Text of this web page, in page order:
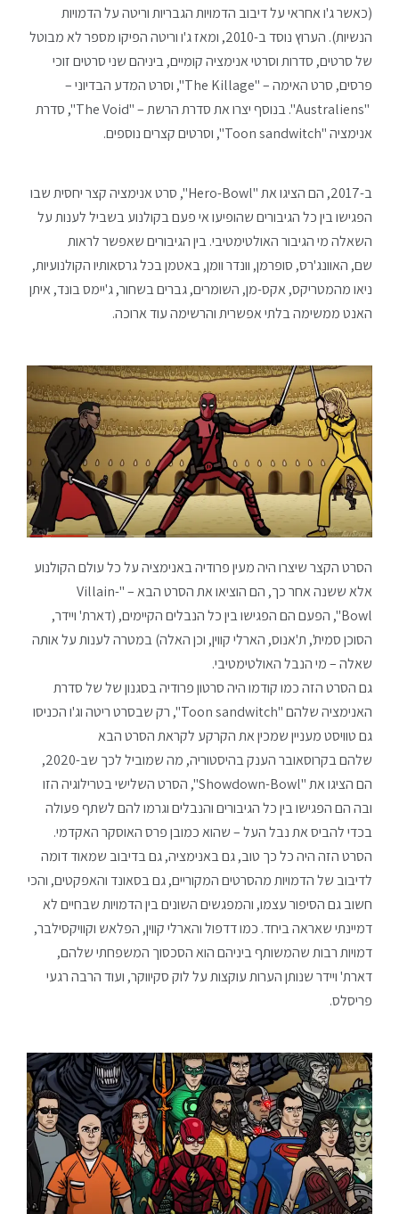
(כאשר ג'ו אחראי על דיבוב הדמויות הגבריות וריטה על הדמויות
הנשיות). הערוץ נוסד ב-2010, ומאז ג'ו וריטה הפיקו מספר לא מבוטל
של סרטים, סדרות וסרטי אנימציה קומיים, ביניהם שני סרטים זוכי
פרסים, סרט האימה – "The Killage", וסרט המדע הבדיוני –
"Australiens". בנוסף יצרו את סדרת הרשת – "The Void", סדרת
אנימציה "Toon sandwitch", וסרטים קצרים נוספים.
ב-2017, הם הציגו את "Hero-Bowl", סרט אנימציה קצר יחסית שבו
הפגישו בין כל הגיבורים שהופיעו אי פעם בקולנוע בשביל לענות על
השאלה מי הגיבור האולטימטיבי. בין הגיבורים שאפשר לראות
שם, האוונג'רס, סופרמן, וונדר וומן, באטמן בכל גרסאותיו הקולנועיות,
ניאו מהמטריקס, אקס-מן, השומרים, גברים בשחור, ג'יימס בונד, איתן
האנט ממשימה בלתי אפשרית והרשימה עוד ארוכה.
הסרט הקצר שיצרו היה מעין פרודיה באנימציה על כל עולם הקולנוע
אלא ששנה אחר כך, הם הוציאו את הסרט הבא – "Villain-
Bowl", הפעם הם הפגישו בין כל הנבלים הקיימים, (דארת' ויידר,
הסוכן סמית', ת'אנוס, הארלי קווין, וכן האלה) במטרה לענות על אותה
שאלה – מי הנבל האולטימטיבי.
גם הסרט הזה כמו קודמו היה סרטון פרודיה בסגנון של של סדרת
האנימציה שלהם "Toon sandwitch", רק שבסרט ריטה וג'ו הכניסו
גם טוויסט מעניין שמכין את הקרקע לקראת הסרט הבא
שלהם בקרוסאובר הענק בהיסטוריה, מה שמוביל לכך שב-2020,
הם הציגו את "Showdown-Bowl", הסרט השלישי בטרילוגיה הזו
ובה הם הפגישו בין כל הגיבורים והנבלים וגרמו להם לשתף פעולה
בכדי להביס את נבל העל – שהוא כמובן פרס האוסקר האקדמי.
הסרט הזה היה כל כך טוב, גם באנימציה, גם בדיבוב שמאוד דומה
לדיבוב של הדמויות מהסרטים המקוריים, גם בסאונד והאפקטים, והכי
חשוב גם הסיפור עצמו, והמפגשים השונים בין הדמויות שבחיים לא
דמיינתי שאראה ביחד. כמו דדפול והארלי קווין, הפלאש וקוויקסילבר,
דמויות רבות שהמשותף ביניהם הוא הסכסוך המשפחתי שלהם,
דארת' ויידר שנותן הערות עוקצות על לוק סקיווקר, ועוד הרבה רגעי
פריסלס.